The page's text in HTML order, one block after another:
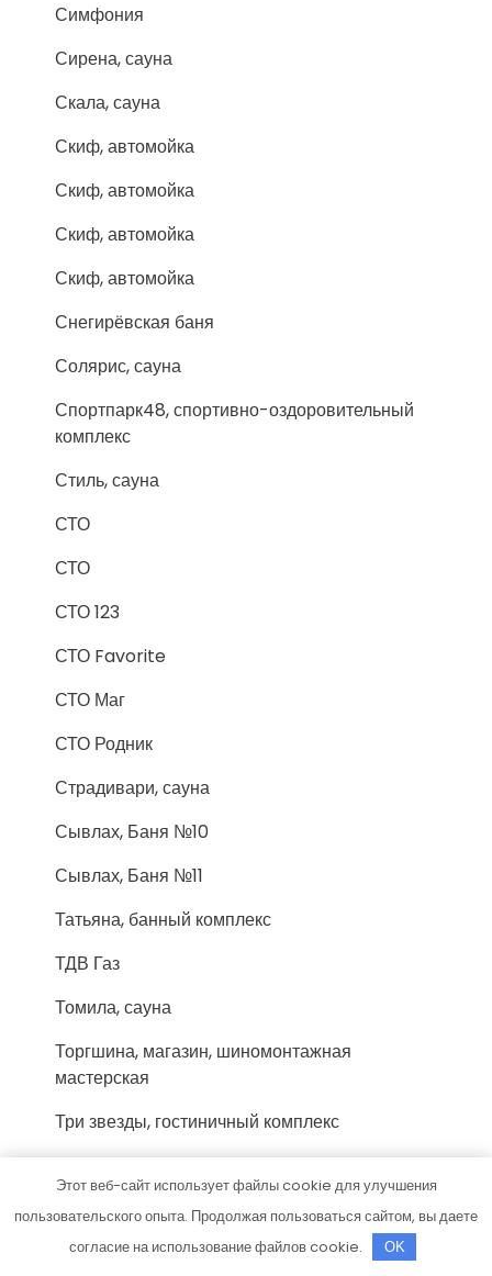
Симфония
Сирена, сауна
Скала, сауна
Скиф, автомойка
Скиф, автомойка
Скиф, автомойка
Скиф, автомойка
Снегирёвская баня
Солярис, сауна
Спортпарк48, спортивно-оздоровительный
комплекс
Стиль, сауна
СТО
СТО
СТО 123
СТО Favorite
СТО Маг
СТО Родник
Страдивари, сауна
Сывлах, Баня №10
Сывлах, Баня №11
Татьяна, банный комплекс
ТДВ Газ
Томила, сауна
Торгшина, магазин, шиномонтажная
мастерская
Три звезды, гостиничный комплекс
Три топора, банный комплекс
Тринити
Тройка, сауна
Этот веб-сайт использует файлы cookie для улучшения
пользовательского опыта. Продолжая пользоваться сайтом, вы даете
согласие на использование файлов cookie.
OK